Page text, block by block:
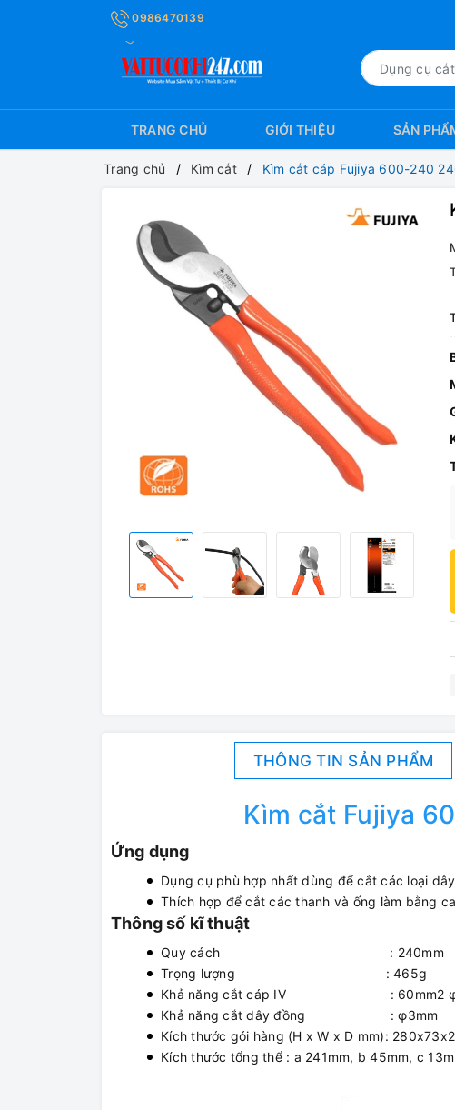
0986470139
TRANG CHỦ GIỚI THIỆU SẢN
Trang chủ Kìm cắt Kìm cắt cáp Fujiya 600-240
THÔNG TIN SẢN PHẨM
Kìm cắt Fujiya
Ứng dụng
Dụng cụ phù hợp nhất dùng để cắt các loại
Thích hợp để cắt các thanh và ống làm bằng
Thông số kĩ thuật
Quy cách : 240mm
Trọng lượng : 465g
Khả năng cắt cáp IV : 60mm2
Khả năng cắt dây đồng : φ3mm
Kích thước gói hàng (H x W x D mm):
Kích thước tổng thể : a 241mm, b 45mm, c